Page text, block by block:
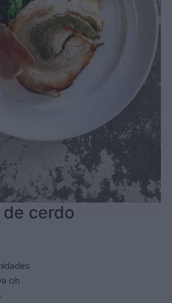
cerdo
c/n